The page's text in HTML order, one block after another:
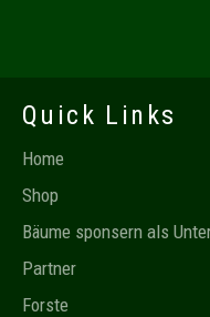
Quick Links
Home
Shop
Bäume sponsern als
Partner
Forste